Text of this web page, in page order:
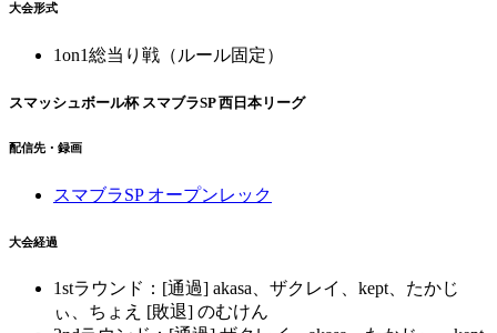
大会形式
1on1総当り戦（ルール固定）
スマッシュボール杯 スマブラSP 西日本リーグ
配信先・録画
スマブラSP オープンレック
大会経過
1stラウンド：[通過] akasa、ザクレイ、kept、たかじ
ぃ、ちょえ [敗退] のむけん